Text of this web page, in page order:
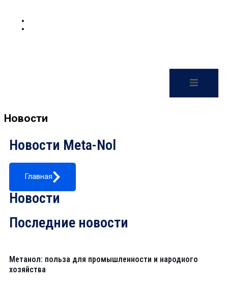
Новости
Новости Meta-Nol
Главная
Новости
Последние новости
Метанол: польза для промышленности и народного
хозяйства